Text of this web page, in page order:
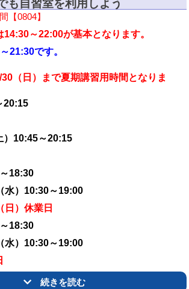
も自習室を利用しよう
【0804】
～22:00が基本となります。
21:30です。
（日）まで夏期講習用時間となりま
20:15
）10:45～20:15
18:30
水）10:30～19:00
日）休業日
18:30
水）10:30～19:00
土）10:45～20:15
続きを読む